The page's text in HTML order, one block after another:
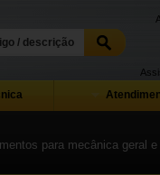
para mecânica geral